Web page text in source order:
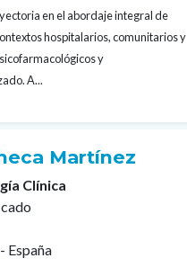
en el abordaje integral de
hospitalarios, comunitarios y
y
A...
Martínez
Clínica
España